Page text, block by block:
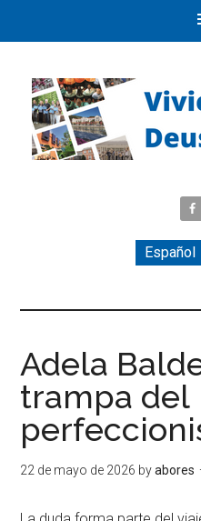
Español
Adela
trampa del
22 de mayo de 2026 byabores